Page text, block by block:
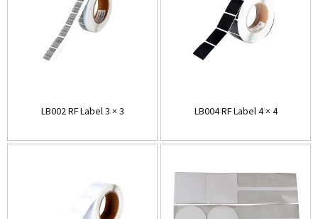
LB002 RF Label 3 × 3 LB004 RF Label 4 × 4